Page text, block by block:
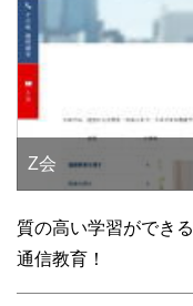
Z会
質の高い学習ができる
通信教育！